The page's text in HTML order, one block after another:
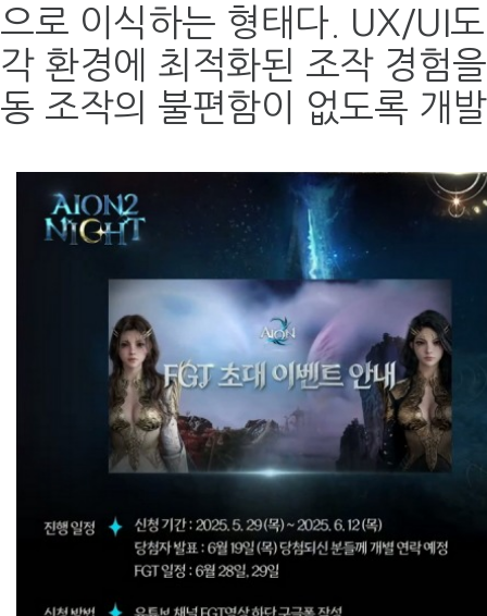
으로 이식하는 형태다. UX/UI
각 환경에 최적화된 조작 경험
동 조작의 불편함이 없도록 개